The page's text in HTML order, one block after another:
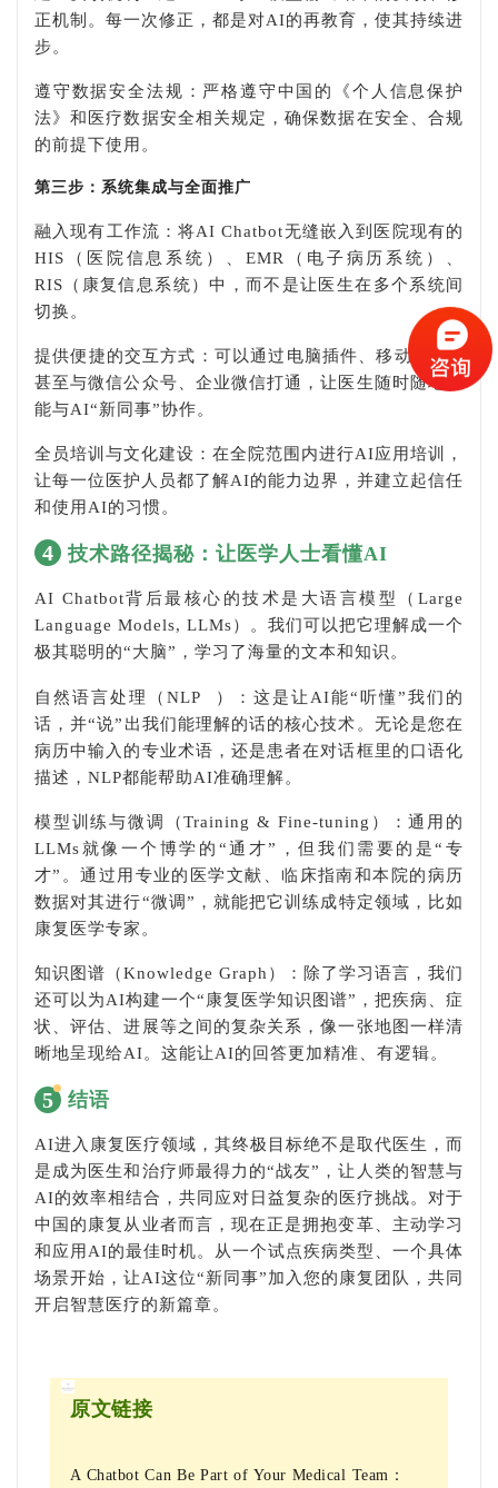
正机制。每一次修正，都是对AI的再教育，使其持续进
步。
遵守数据安全法规：严格遵守中国的《个人信息保护
法》和医疗数据安全相关规定，确保数据在安全、合规
的前提下使用。
第三步：系统集成与全面推广
融入现有工作流：将AI Chatbot无缝嵌入到医院现有的
HIS（医院信息系统）、EMR（电子病历系统）、
RIS（康复信息系统）中，而不是让医生在多个系统间
切换。
提供便捷的交互方式：可以通过电脑插件、移动App、
甚至与微信公众号、企业微信打通，让医生随时随地都
能与AI“新同事”协作。
全员培训与文化建设：在全院范围内进行AI应用培训，
让每一位医护人员都了解AI的能力边界，并建立起信任
和使用AI的习惯。
4 技术路径揭秘：让医学人士看懂AI
AI Chatbot背后最核心的技术是大语言模型（Large
Language Models, LLMs）。我们可以把它理解成一个
极其聪明的“大脑”，学习了海量的文本和知识。
自然语言处理（ NLP
）：这是让AI能“听懂”我们的
话，并“说”出我们能理解的话的核心技术。无论是您在
病历中输入的专业术语，还是患者在对话框里的口语化
描述，NLP都能帮助AI准确理解。
模型训练与微调（Training & Fine-tuning）：通用的
LLMs就像一个博学的“通才”，但我们需要的是“专
才”。通过用专业的医学文献、临床指南和本院的病历
数据对其进行“微调”，就能把它训练成特定领域，比如
康复医学专家。
知识图谱（Knowledge Graph）：除了学习语言，我们
还可以为AI构建一个“康复医学知识图谱”，把疾病、症
状、评估、进展等之间的复杂关系，像一张地图一样清
晰地呈现给AI。这能让AI的回答更加精准、有逻辑。
5 结语
AI进入康复医疗领域，其终极目标绝不是取代医生，而
是成为医生和治疗师最得力的“战友”，让人类的智慧与
AI的效率相结合，共同应对日益复杂的医疗挑战。对于
中国的康复从业者而言，现在正是拥抱变革、主动学习
和应用AI的最佳时机。从一个试点疾病类型、一个具体
场景开始，让AI这位“新同事”加入您的康复团队，共同
开启智慧医疗的新篇章。
原文链接
A Chatbot Can Be Part of Your Medical Team：